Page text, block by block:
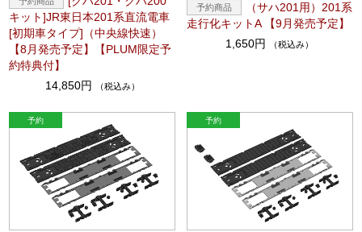
キット]JR東日本201系直流電車
[初期車タイプ]（中央線快速）
【8月発売予定】【PLUM限定予
約特典付】
14,850円
（税込み）
（サハ201用）201系
走行化キットA 【9月発売予定】
1,650円
（税込み）